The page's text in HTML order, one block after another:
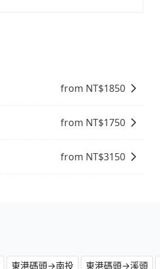
from NT$1850
from NT$1750
from NT$3150
東港碼頭→南投 東港碼頭→溪頭